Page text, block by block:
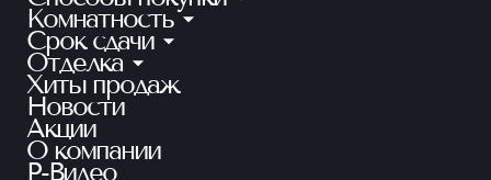
АУРУМ
ГРАНАТ
ЛАЙНЕРЪ
БЕЛАРТ
АКАДЕМИК
Приморский
Петроградский
Московский
Красносельский
Красногвардейский
Ипотека
Рассрочка
100% оплата
Квартира в зачет
Субсидии
Материнский капитал
Комнатность
Студии
1-комнатные
2-комнатные
3-комнатные
4+ комнатные
Срок сдачи
Готовые квартиры
Ключи в этом году
2 кв. 2026
1 кв. 2027
Отделка
Без отделки
Предчистовая
Чистовая
Хиты продаж
Новости
Акции
О компании
Р-Видео